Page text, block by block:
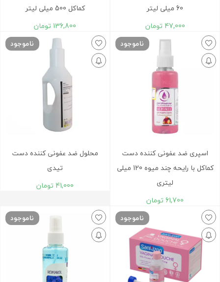
60 میلی لیتر
47,000 تومان
کماکل 500 میلی لیتر
136,800 تومان
ناموجود
اسپری ضد عفونی کننده دست
کماکل با رایحه چند میوه 120 میلی
لیتری
61,700 تومان
ناموجود
محلول ضد عفونی کننده دست
تیدی
41,000 تومان
ناموجود ناموجود